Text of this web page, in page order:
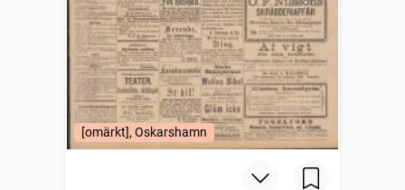
[omärkt], Oskarshamn